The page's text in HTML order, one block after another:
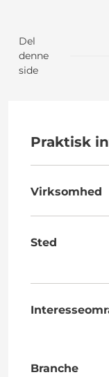
Del
denne
side
Praktisk
Virksomhed
Sted
Branche